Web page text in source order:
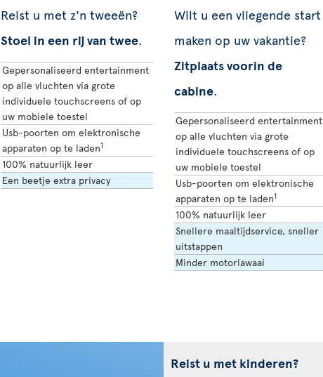
Reist u met z'n tweeën?
Stoel in een rij van twee.
Gepersonaliseerd entertainment
op alle vluchten via grote
individuele touchscreens of op
uw mobiele toestel
Usb-poorten om elektronische
apparaten op te laden1
100% natuurlijk leer
Een beetje extra privacy
Wilt u een vliegende start
maken op uw vakantie?
Zitplaats voorin de
cabine.
Gepersonaliseerd entertainment
op alle vluchten via grote
individuele touchscreens of op
uw mobiele toestel
Usb-poorten om elektronische
apparaten op te laden1
100% natuurlijk leer
Snellere maaltijdservice, sneller
uitstappen
Minder motorlawaai
Reist u met kinderen?